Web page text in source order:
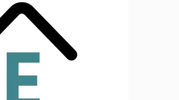
mismo día en Santiago
|
Camisa Blanca
Típicos De